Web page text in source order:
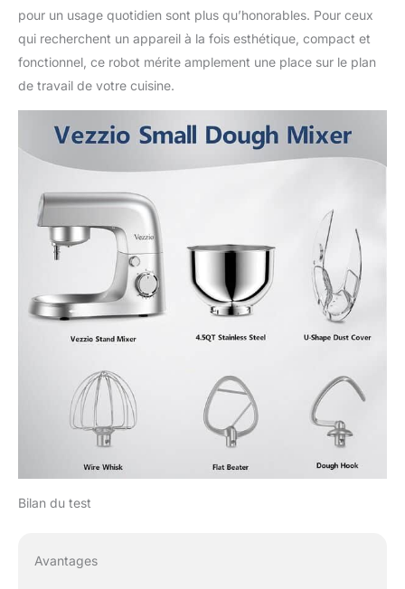
pour un usage quotidien sont plus qu’honorables. Pour ceux
qui recherchent un appareil à la fois esthétique, compact et
fonctionnel, ce robot mérite amplement une place sur le plan
de travail de votre cuisine.
Bilan du test
Avantages